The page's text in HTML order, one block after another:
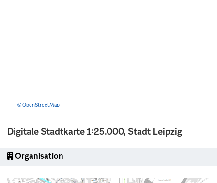
Digitale Stadtkarte 1:25.000, Stadt Leipzig
Organisation
© OpenStreetMap